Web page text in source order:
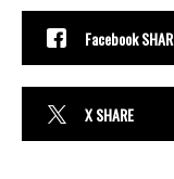
Facebook
X SHARE